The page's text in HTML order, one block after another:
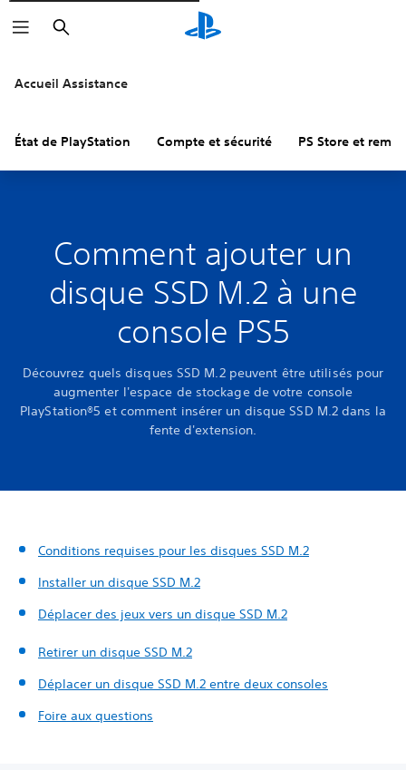
Rechercher
Accueil Assistance
État de PlayStation Compte et sécurité PS Store et
Comment ajouter un
disque SSD M.2 à une
console PS5
Découvrez quels disques SSD M.2 peuvent être utilisés pour
augmenter l'espace de stockage de votre console
PlayStation®5 et comment insérer un disque SSD M.2 dans la
fente d'extension.
Conditions requises pour les disques SSD M.2
Installer un disque SSD M.2
Déplacer des jeux vers un disque SSD M.2
Retirer un disque SSD M.2
Déplacer un disque SSD M.2 entre deux consoles
Foire aux questions